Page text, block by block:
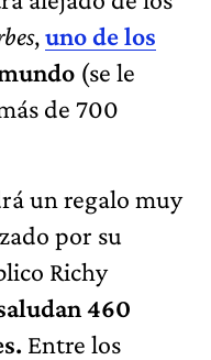
,uno de los
(se le
de 700
un regalo muy
por su
Richy
460
Entre los